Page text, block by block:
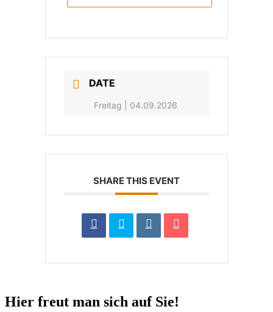
DATE
Freitag | 04.09.2026
SHARE THIS EVENT
Hier freut man sich auf Sie!